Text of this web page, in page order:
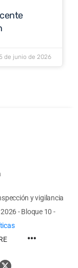
de junio de 2026
y vigilancia
- Bloque 10 -